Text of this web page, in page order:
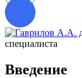
специалиста
Введение